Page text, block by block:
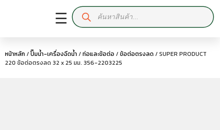
☰
หน้าหลัก /ปั๊มน้ำ-เครื่องฉีดน้ำ /ท่อและข้อต่อ /ข้อต่อตรงลด / SUPER PRODUCT
220 ข้อต่อตรงลด 32 x 25 มม. 356-2203225